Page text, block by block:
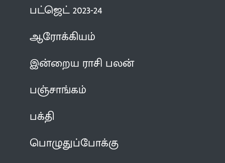
பட்ஜெட் 2023-24
ஆரோக்கியம்
இன்றைய ராசி பலன்
பஞ்சாங்கம்
பக்தி
பொழுதுப்போக்கு